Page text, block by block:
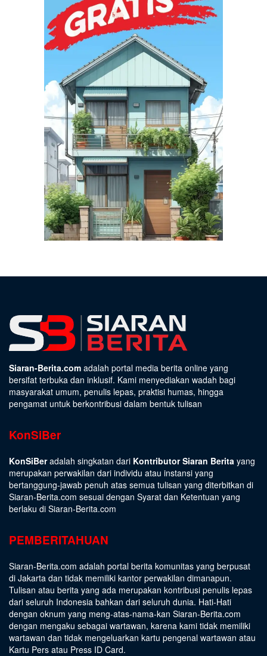
Siaran-Berita.com adalah portal media berita online yang
bersifat terbuka dan inklusif. Kami menyediakan wadah bagi
masyarakat umum, penulis lepas, praktisi humas, hingga
pengamat untuk berkontribusi dalam bentuk tulisan
KonSiBer
KonSiBeradalah singkatan dari Kontributor Siaran Berita yang
merupakan perwakilan dari individu atau instansi yang
bertanggung-jawab penuh atas semua tulisan yang diterbitkan di
Siaran-Berita.com sesuai dengan Syarat dan Ketentuan yang
berlaku di Siaran-Berita.com
PEMBERITAHUAN
Siaran-Berita.com adalah portal berita komunitas yang berpusat
di Jakarta dan tidak memiliki kantor perwakilan dimanapun.
Tulisan atau berita yang ada merupakan kontribusi penulis lepas
dari seluruh Indonesia bahkan dari seluruh dunia. Hati-Hati
dengan oknum yang meng-atas-nama-kan Siaran-Berita.com
dengan mengaku sebagai wartawan, karena kami tidak memiliki
wartawan dan tidak mengeluarkan kartu pengenal wartawan atau
Kartu Pers atau Press ID Card.